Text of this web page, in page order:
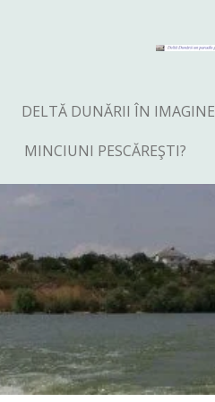
DELTĂ DUNĂRII ÎN IMAGINE
MINCIUNI PESCĂREŞTI?